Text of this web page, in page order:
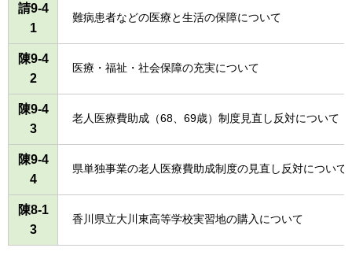
請9-4
1
難病患者などの医療と生活の保障について
陳9-4
2
医療・福祉・社会保障の充実について
陳9-4
3
老人医療費助成（68、69歳）制度見直し反対について
陳9-4
4
県単独事業の老人医療費助成制度の見直し反対について
陳8-1
3
香川県立大川東高等学校実習地の購入について